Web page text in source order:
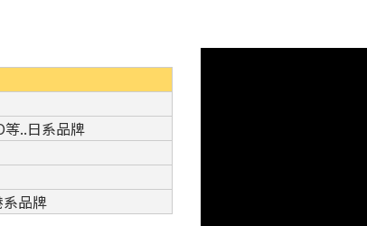
..日系品牌
品牌